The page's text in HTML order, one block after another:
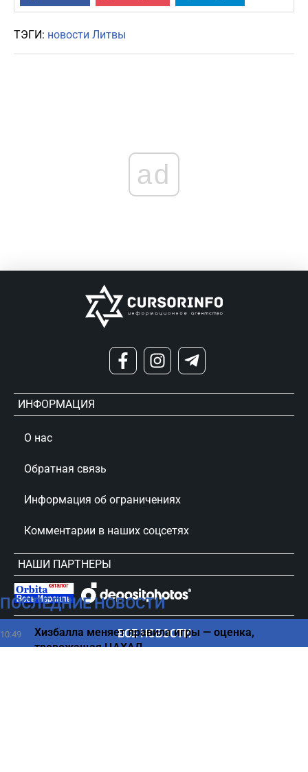
ТЭГИ: новости Литвы
ПОСЛЕДНИЕ НОВОСТИ
10:49
Хизбалла меняет правила игры — оценка,
тревожащая ЦАХАЛ
ВСЕ НОВОСТИ
ad
ИНФОРМАЦИЯ
О нас
Обратная связь
Информация об ограничениях
Комментарии в наших соцсетях
НАШИ ПАРТНЕРЫ
сursorinfo.co.il © Все права защищены